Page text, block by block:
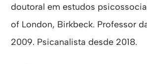
doutoral em estudos
of London, Birkbeck. Professor
2009. Psicanalista desde 2018.